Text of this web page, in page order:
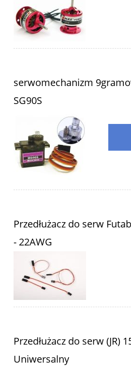
serwomechanizm
SG90S
Przedłużacz do serw
- 22AWG
Przedłużacz do serw (JR)
Uniwersalny